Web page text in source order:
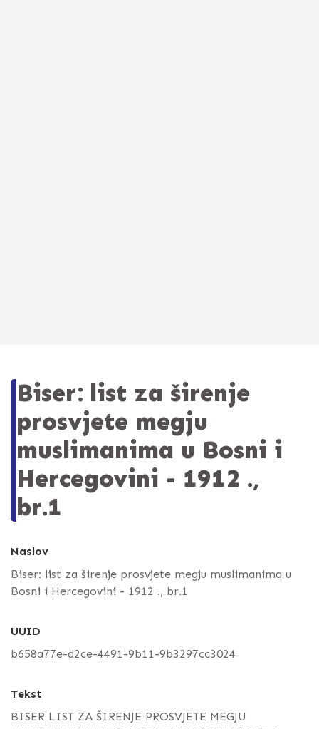
Biser: list za širenje
prosvjete megju
muslimanima u Bosni i
Hercegovini - 1912 .,
br.1
Naslov
Biser: list za širenje prosvjete megju muslimanima u
Bosni i Hercegovini - 1912 ., br.1
UUID
b658a77e-d2ce-4491-9b11-9b3297cc3024
Tekst
BISER LIST ZA ŠIRENJE PROSVJETE MEGJU